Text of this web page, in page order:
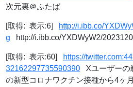
次元裏＠ふたば
[取得: 表示:6]
http://i.ibb.co/
g http://i.ibb.co/YXDWyW2/
[取得: 表示:60]
https://
32162297735590390 Xユーザーの
の新型コロナワクチン接種から4ヶ